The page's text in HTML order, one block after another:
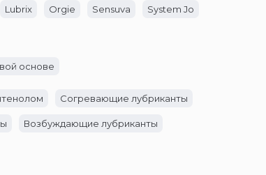
Lubrix Orgie Sensuva System Jo
основе
Согревающие лубриканты
Возбуждающие лубриканты